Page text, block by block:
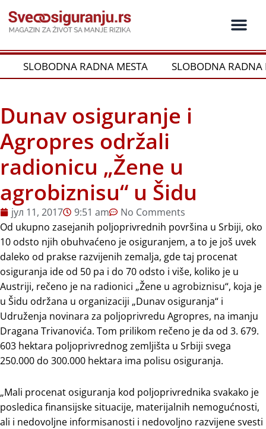
на
садржај
SLOBODNA RADNA MESTA SLOBODNA RADNA
Dunav osiguranje i
Agropres održali
radionicu „Žene u
agrobiznisu“ u Šidu
јул 11, 2017 9:51 am
No Comments
Od ukupno zasejanih poljoprivrednih površina u Srbiji, oko
10 odsto njih obuhvaćeno je osiguranjem, a to je još uvek
daleko od prakse razvijenih zemalja, gde taj procenat
osiguranja ide od 50 pa i do 70 odsto i više, koliko je u
Austriji, rečeno je na radionici „Žene u agrobiznisu“, koja je
u Šidu održana u organizaciji „Dunav osiguranja“ i
Udruženja novinara za poljoprivredu Agropres, na imanju
Dragana Trivanovića. Tom prilikom rečeno je da od 3. 679.
603 hektara poljoprivrednog zemljišta u Srbiji svega
250.000 do 300.000 hektara ima polisu osiguranja.
„Mali procenat osiguranja kod poljoprivrednika svakako je
posledica finansijske situacije, materijalnih nemogućnosti,
ali i nedovoljne informisanosti i nedovoljno razvijene svesti